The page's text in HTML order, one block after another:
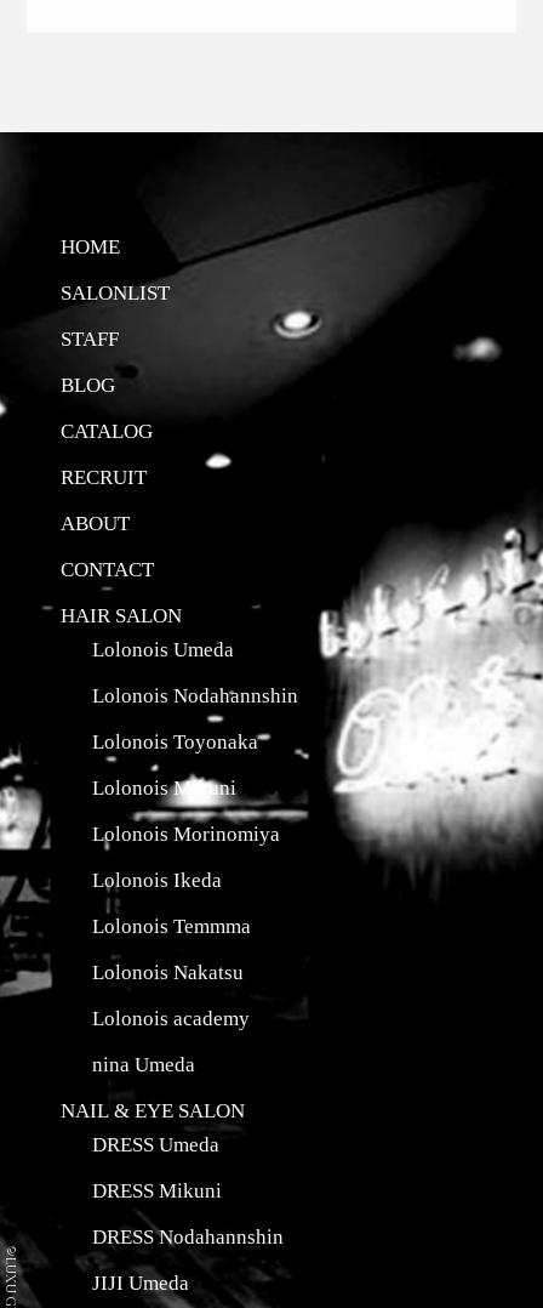
HOME
SALONLIST
STAFF
BLOG
CATALOG
RECRUIT
ABOUT
CONTACT
HAIR SALON
Lolonois Umeda
Lolonois Nodahannshin
Lolonois Toyonaka
Lolonois Mikuni
Lolonois Morinomiya
Lolonois Ikeda
Lolonois Temmma
Lolonois Nakatsu
Lolonois academy
nina Umeda
NAIL & EYE SALON
DRESS Umeda
DRESS Mikuni
DRESS Nodahannshin
JIJI Umeda